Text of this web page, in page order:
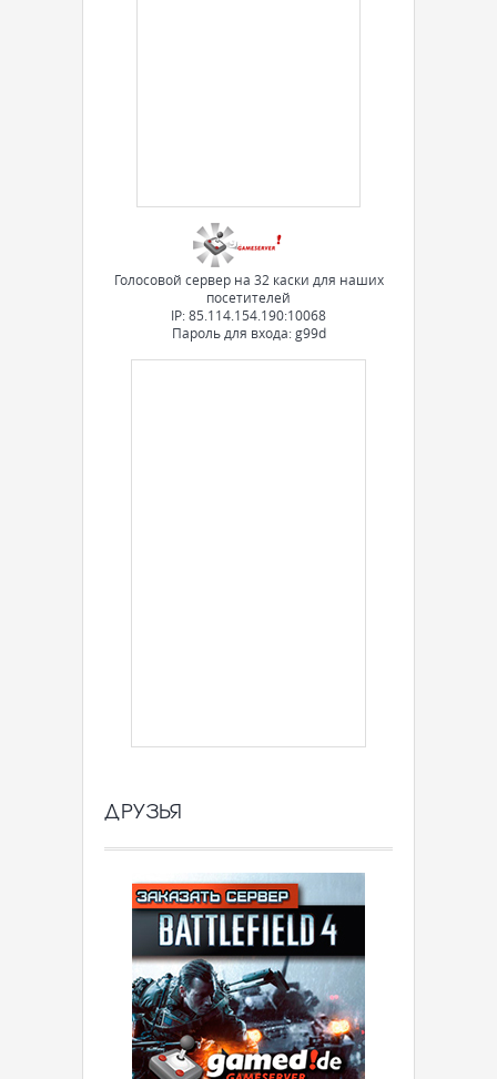
Голосовой сервер на 32 каски для наших
посетителей
IP: 85.114.154.190:10068
Пароль для входа: g99d
ДРУЗЬЯ